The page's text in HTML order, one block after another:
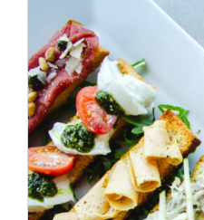
ADD TO CART